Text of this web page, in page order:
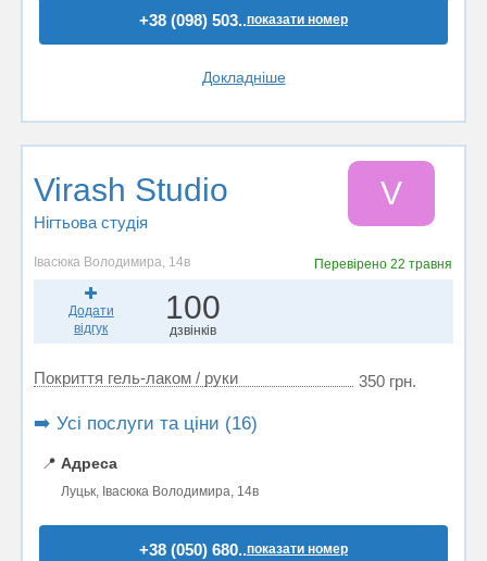
+38 (098) 503..показати номер
Докладніше
Virash Studio
Нігтьова студія
V
Івасюка Володимира, 14в Перевірено22 травня
Додати
відгук
100
дзвінків
Покриття гель-лаком / руки 350 грн.
➡️ Усі послуги та ціни (16)
📍 Адреса
Луцьк, Івасюка Володимира, 14в
+38 (050) 680..показати номер